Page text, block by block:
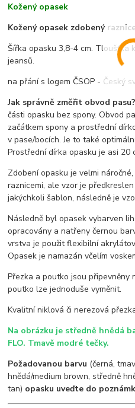
Kožený opasek
Kožený opasek zdobený
Šířka opasku 3,8-4 cm. Tloušťka
jeansů.
na přání s logem ČSOP - Český
Jak správně změřit obvod
části opasku bez spony. Obvod
začátkem spony a prostřední
v pase/bocích. Je to také
Prostřední dírka opasku je asi 20
Zdobení opasku je velmi
raznicemi, ale vzor je
jakýchkoli šablon, následně je
Následně byl opasek vybarven
opracovány a natřeny černou
vrstva je použit flexibilní
Opasek je namazán včelím
Přezka a poutko jsou připevněny
poutko lze jednoduše vyměnit.
Kvalitní niklová či nerezová
Na obrázku je středně hnědá
FLO. Tmavě modré tečky.
Požadovanou barvu (černá,
hnědá/medium brown, středně
tan) opasku uveďte do